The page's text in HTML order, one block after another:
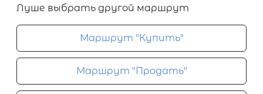
Луше выбрать другой маршрут
Маршрут "Купить"
Маршрут "Продать"